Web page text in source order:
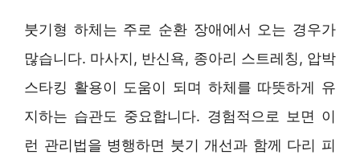
붓기형 하체는 주로 순환 장애에서 오는 경우가
많습니다. 마사지, 반신욕, 종아리 스트레칭, 압박
스타킹 활용이 도움이 되며 하체를 따뜻하게 유
지하는 습관도 중요합니다. 경험적으로 보면 이
런 관리법을 병행하면 붓기 개선과 함께 다리 피